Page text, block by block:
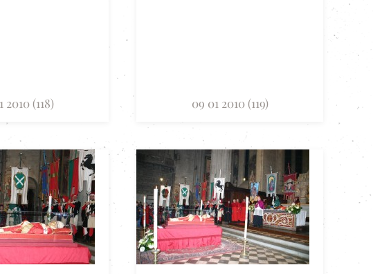
2010 (118) 09 01 2010 (119)